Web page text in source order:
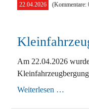
22.04.2026 (Kommentare:
Am 22.04.2026
Weiterlesen …